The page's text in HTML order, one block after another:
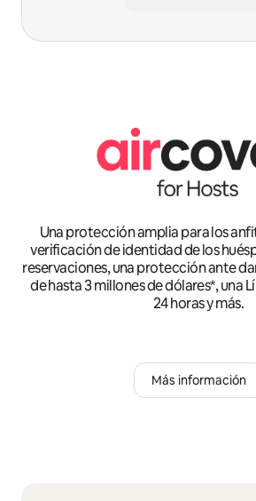
Una protección amplia para los
verificación de identidad de los
reservaciones, una protección ante
de hasta 3 millones de dólares*, una
24 horas y más.
Más información